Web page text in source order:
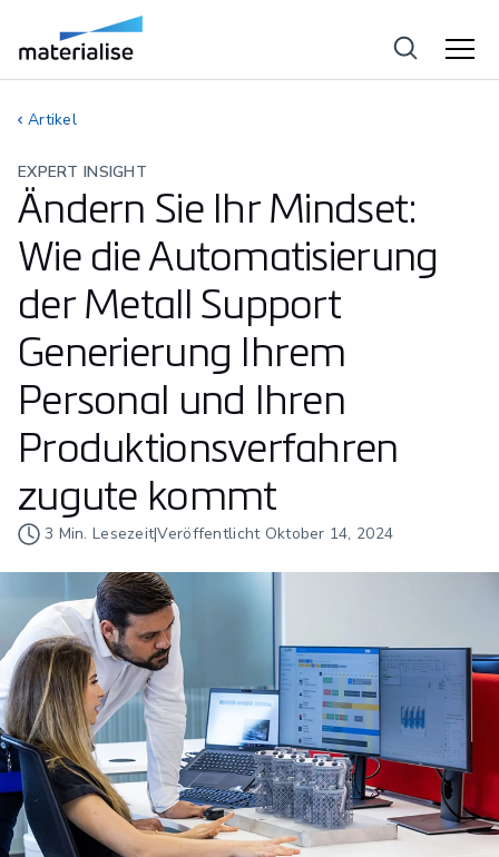
Artikel
EXPERT INSIGHT
Ändern Sie Ihr Mindset:
Wie die Automatisierung
der Metall Support
Generierung Ihrem
Personal und Ihren
Produktionsverfahren
zugute kommt
3 Min. Lesezeit|Veröffentlicht Oktober 14, 2024